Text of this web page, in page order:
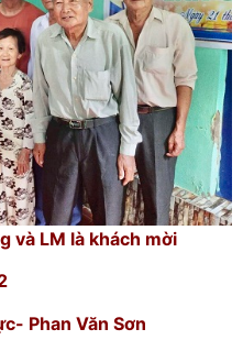
và LM là khách mời
Phan Văn Sơn